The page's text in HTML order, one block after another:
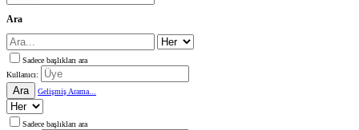
Ara
Sadece başlıkları ara
Kullanıcı:
Ara Gelişmiş Arama...
Sadece başlıkları ara